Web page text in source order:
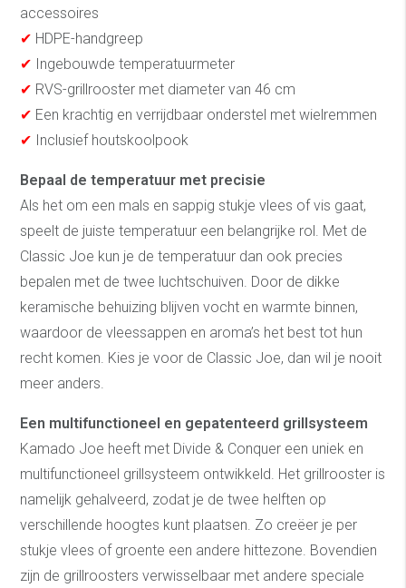
accessoires
✔ HDPE-handgreep
✔ Ingebouwde temperatuurmeter
✔ RVS-grillrooster met diameter van 46 cm
✔ Een krachtig en verrijdbaar onderstel met wielremmen
✔ Inclusief houtskoolpook
Bepaal de temperatuur met precisie
Als het om een mals en sappig stukje vlees of vis gaat,
speelt de juiste temperatuur een belangrijke rol. Met de
Classic Joe kun je de temperatuur dan ook precies
bepalen met de twee luchtschuiven. Door de dikke
keramische behuizing blijven vocht en warmte binnen,
waardoor de vleessappen en aroma’s het best tot hun
recht komen. Kies je voor de Classic Joe, dan wil je nooit
meer anders.
Een multifunctioneel en gepatenteerd grillsysteem
Kamado Joe heeft met Divide & Conquer een uniek en
multifunctioneel grillsysteem ontwikkeld. Het grillrooster is
namelijk gehalveerd, zodat je de twee helften op
verschillende hoogtes kunt plaatsen. Zo creëer je per
stukje vlees of groente een andere hittezone. Bovendien
zijn de grillroosters verwisselbaar met andere speciale